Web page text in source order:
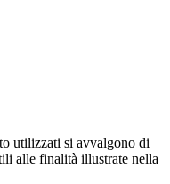
utilizzati si avvalgono di
alle finalità illustrate nella